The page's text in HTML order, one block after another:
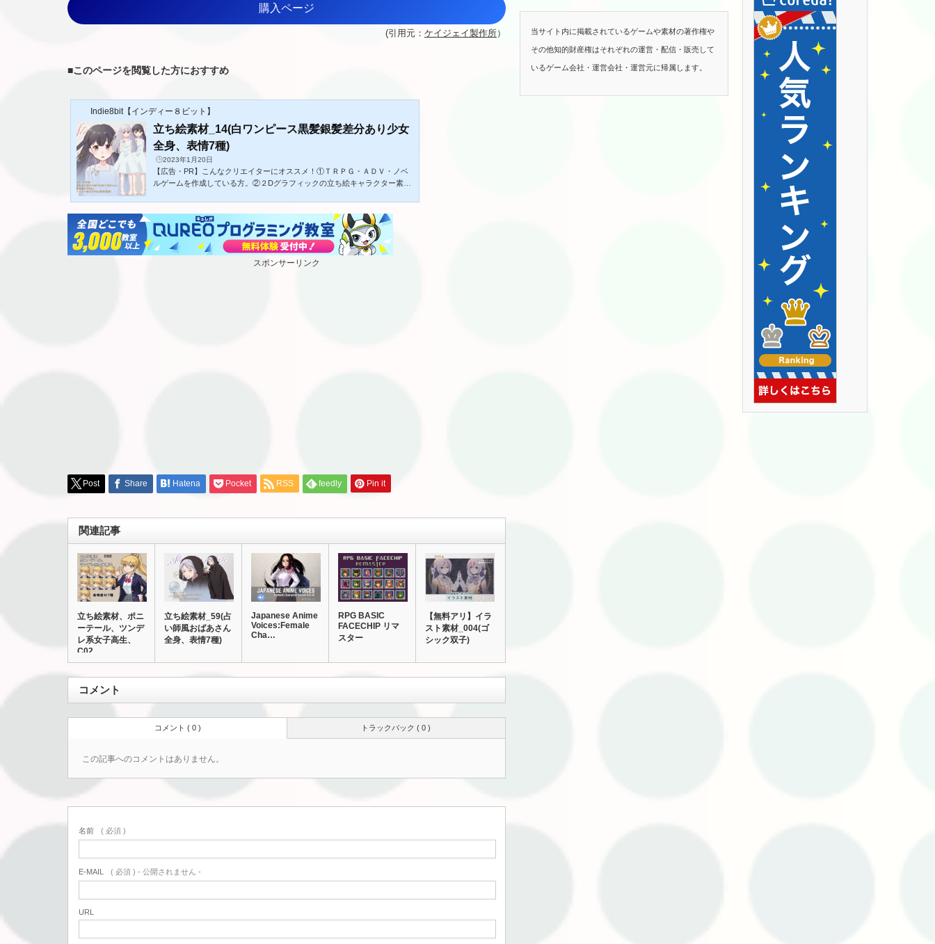
購入ページ
(引用元： ケイジェイ製作所）
■このページを閲覧した方におすすめ
Indie8bit【インディー８ビット】
立ち絵素材_14(白ワンピース黒髪銀髪差分あり少女
全身、表情7種)
2023年1月20日
【広告・PR】こんなクリエイターにオススメ！①ＴＲＰＧ・ＡＤＶ・ノベ
ルゲームを作成している方。②２Dグラフィックの立ち絵キャラクター素材
- - - - - - - - - - - - - - - - - - - - - - - - -【全身立ち絵】14枚(2508×3541px)【解
像度】350dpi【ファイル形式】PNG(背景透過)- - - - - - - - - - - - - - - - - - - - -
- - - -利用規約- - - - - - - - - - - - - - - - - - - - - - - - -...
スポンサーリンク
Post Share Hatena Pocket RSS feedly Pin it
関連記事
立ち絵素材、ポニ
ーテール、ツンデ
レ系女子高生、
C02
立ち絵素材_59(占
い師風おばあさん
全身、表情7種)
Japanese Anime
Voices:Female
Cha…
RPG BASIC
FACECHIP リマ
スター
【無料アリ】イラ
スト素材_004(ゴ
シック双子)
コメント
トラックバック ( 0 )
コメント ( 0 )
この記事へのコメントはありません。
名前 ( 必須 )
E-MAIL ( 必須 ) - 公開されません -
URL
当サイト内に掲載されているゲームや素材の著作権や
その他知的財産権はそれぞれの運営・配信・販売して
いるゲーム会社・運営会社・運営元に帰属します。